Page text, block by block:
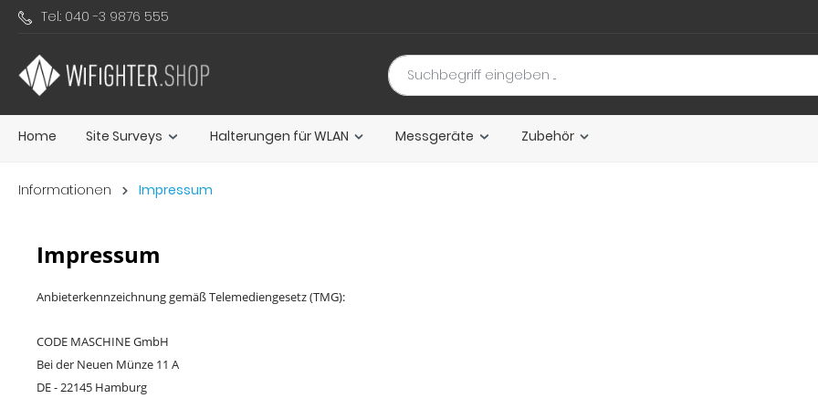
Zur Hauptnavigation springen
Tel.: 040 -3 9876 555
Home
Site Surveys Halterungen für WLAN Messgeräte Zubehör
Informationen Impressum
Impressum
Anbieterkennzeichnung gemäß Telemediengesetz (TMG):
CODE MASCHINE GmbH
Bei der Neuen Münze 11 A
DE - 22145 Hamburg